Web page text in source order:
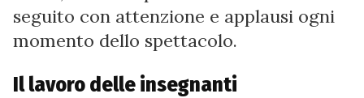
seguito con attenzione e applausi ogni
momento dello spettacolo.
Il lavoro delle insegnanti